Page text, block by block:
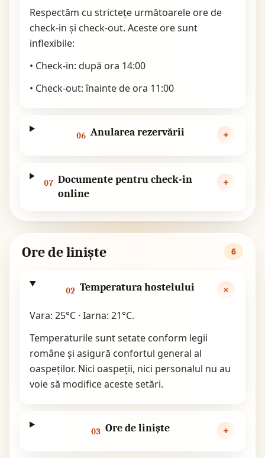
Respectăm cu strictețe următoarele ore de
check-in și check-out. Aceste ore sunt
inflexibile:
• Check-in: după ora 14:00
• Check-out: înainte de ora 11:00
06 Anularea rezervării
07 Documente pentru check-in
online
Ore de liniște 6
02 Temperatura hostelului
Vara: 25°C · Iarna: 21°C.
Temperaturile sunt setate conform legii
române și asigură confortul general al
oaspeților. Nici oaspeții, nici personalul nu au
voie să modifice aceste setări.
03 Ore de liniște